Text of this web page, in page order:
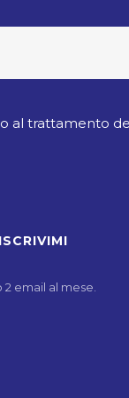
al trattamento
email al mese.